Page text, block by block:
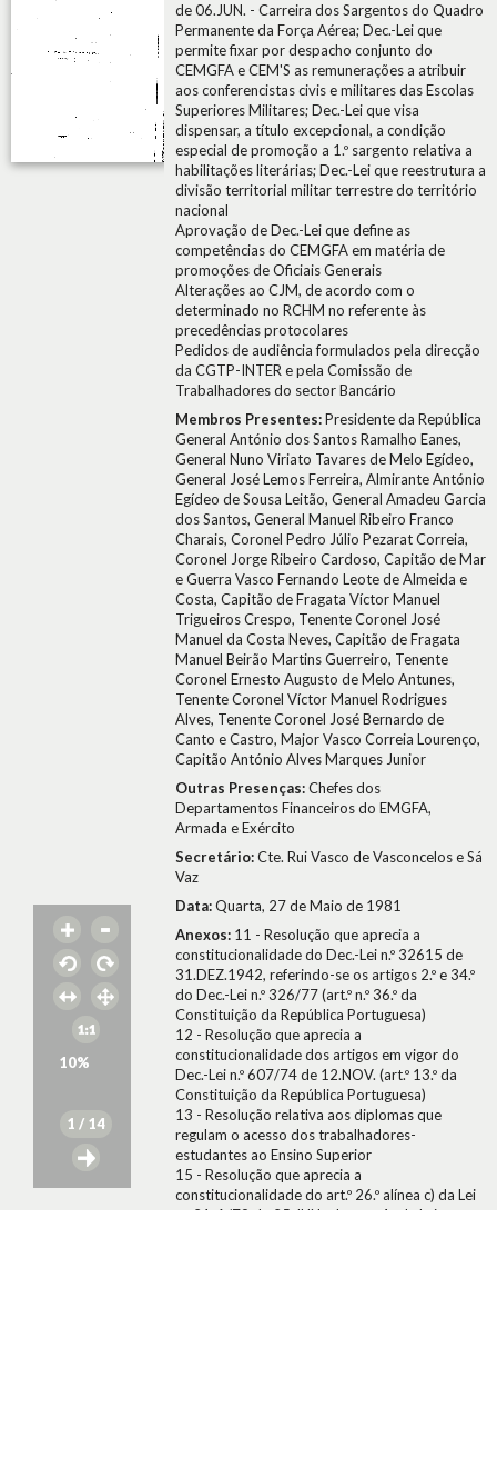
10%
1 / 14
de 06.JUN. - Carreira dos Sargentos do Quadro
Permanente da Força Aérea; Dec.-Lei que
permite fixar por despacho conjunto do
CEMGFA e CEM'S as remunerações a atribuir
aos conferencistas civis e militares das Escolas
Superiores Militares; Dec.-Lei que visa
dispensar, a título excepcional, a condição
especial de promoção a 1.º sargento relativa a
habilitações literárias; Dec.-Lei que reestrutura a
divisão territorial militar terrestre do território
nacional
Aprovação de Dec.-Lei que define as
competências do CEMGFA em matéria de
promoções de Oficiais Generais
Alterações ao CJM, de acordo com o
determinado no RCHM no referente às
precedências protocolares
Pedidos de audiência formulados pela direcção
da CGTP-INTER e pela Comissão de
Trabalhadores do sector Bancário
Membros Presentes:Presidente da República
General António dos Santos Ramalho Eanes,
General Nuno Viriato Tavares de Melo Egídeo,
General José Lemos Ferreira, Almirante António
Egídeo de Sousa Leitão, General Amadeu Garcia
dos Santos, General Manuel Ribeiro Franco
Charais, Coronel Pedro Júlio Pezarat Correia,
Coronel Jorge Ribeiro Cardoso, Capitão de Mar
e Guerra Vasco Fernando Leote de Almeida e
Costa, Capitão de Fragata Víctor Manuel
Trigueiros Crespo, Tenente Coronel José
Manuel da Costa Neves, Capitão de Fragata
Manuel Beirão Martins Guerreiro, Tenente
Coronel Ernesto Augusto de Melo Antunes,
Tenente Coronel Víctor Manuel Rodrigues
Alves, Tenente Coronel José Bernardo de
Canto e Castro, Major Vasco Correia Lourenço,
Capitão António Alves Marques Junior
Outras Presenças:Chefes dos
Departamentos Financeiros do EMGFA,
Armada e Exército
Secretário:Cte. Rui Vasco de Vasconcelos e Sá
Vaz
Data:Quarta, 27 de Maio de 1981
Anexos: 11 - Resolução que aprecia a
constitucionalidade do Dec.-Lei n.º 32615 de
31.DEZ.1942, referindo-se os artigos 2.º e 34.º
do Dec.-Lei n.º 326/77 (art.º n.º 36.º da
Constituição da República Portuguesa)
12 - Resolução que aprecia a
constitucionalidade dos artigos em vigor do
Dec.-Lei n.º 607/74 de 12.NOV. (art.º 13.º da
Constituição da República Portuguesa)
13 - Resolução relativa aos diplomas que
regulam o acesso dos trabalhadores-
estudantes ao Ensino Superior
15 - Resolução que aprecia a
constitucionalidade do art.º 26.º alínea c) da Lei
n.º 21-A/79 de 25.JUN., do art.º 4.º da Lei n.º